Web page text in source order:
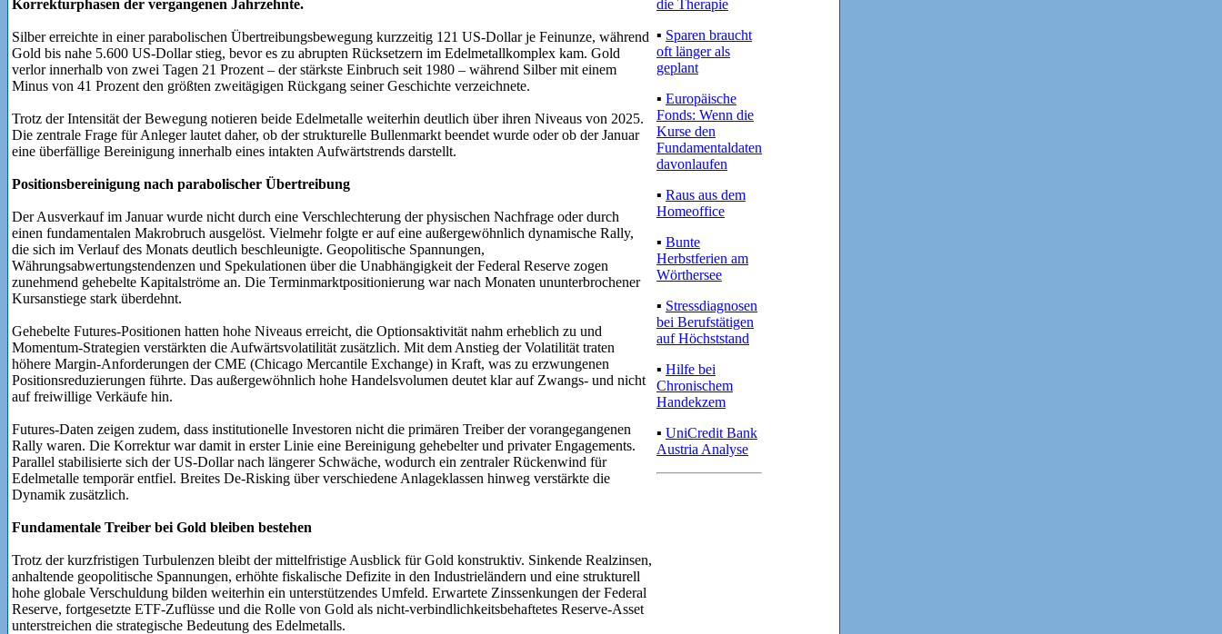
Korrekturphasen der vergangenen Jahrzehnte.
Silber erreichte in einer parabolischen Übertreibungsbewegung kurzzeitig 121 US-Dollar je Feinunze, während
Gold bis nahe 5.600 US-Dollar stieg, bevor es zu abrupten Rücksetzern im Edelmetallkomplex kam. Gold
verlor innerhalb von zwei Tagen 21 Prozent – der stärkste Einbruch seit 1980 – während Silber mit einem
Minus von 41 Prozent den größten zweitägigen Rückgang seiner Geschichte verzeichnete.
Trotz der Intensität der Bewegung notieren beide Edelmetalle weiterhin deutlich über ihren Niveaus von 2025.
Die zentrale Frage für Anleger lautet daher, ob der strukturelle Bullenmarkt beendet wurde oder ob der Januar
eine überfällige Bereinigung innerhalb eines intakten Aufwärtstrends darstellt.
Positionsbereinigung nach parabolischer Übertreibung
Der Ausverkauf im Januar wurde nicht durch eine Verschlechterung der physischen Nachfrage oder durch
einen fundamentalen Makrobruch ausgelöst. Vielmehr folgte er auf eine außergewöhnlich dynamische Rally,
die sich im Verlauf des Monats deutlich beschleunigte. Geopolitische Spannungen,
Währungsabwertungstendenzen und Spekulationen über die Unabhängigkeit der Federal Reserve zogen
zunehmend gehebelte Kapitalströme an. Die Terminmarktpositionierung war nach Monaten ununterbrochener
Kursanstiege stark überdehnt.
Gehebelte Futures-Positionen hatten hohe Niveaus erreicht, die Optionsaktivität nahm erheblich zu und
Momentum-Strategien verstärkten die Aufwärtsvolatilität zusätzlich. Mit dem Anstieg der Volatilität traten
höhere Margin-Anforderungen der CME (Chicago Mercantile Exchange) in Kraft, was zu erzwungenen
Positionsreduzierungen führte. Das außergewöhnlich hohe Handelsvolumen deutet klar auf Zwangs- und nicht
auf freiwillige Verkäufe hin.
Futures-Daten zeigen zudem, dass institutionelle Investoren nicht die primären Treiber der vorangegangenen
Rally waren. Die Korrektur war damit in erster Linie eine Bereinigung gehebelter und privater Engagements.
Parallel stabilisierte sich der US-Dollar nach längerer Schwäche, wodurch ein zentraler Rückenwind für
Edelmetalle temporär entfiel. Breites De-Risking über verschiedene Anlageklassen hinweg verstärkte die
Dynamik zusätzlich.
Fundamentale Treiber bei Gold bleiben bestehen
Trotz der kurzfristigen Turbulenzen bleibt der mittelfristige Ausblick für Gold konstruktiv. Sinkende Realzinsen,
anhaltende geopolitische Spannungen, erhöhte fiskalische Defizite in den Industrieländern und eine strukturell
hohe globale Verschuldung bilden weiterhin ein unterstützendes Umfeld. Erwartete Zinssenkungen der Federal
Reserve, fortgesetzte ETF-Zuflüsse und die Rolle von Gold als nicht-verbindlichkeitsbehaftetes Reserve-Asset
unterstreichen die strategische Bedeutung des Edelmetalls.
die Therapie
▪ Sparen braucht
oft länger als
geplant
▪ Europäische
Fonds: Wenn die
Kurse den
Fundamentaldaten
davonlaufen
▪ Raus aus dem
Homeoffice
▪ Bunte
Herbstferien am
Wörthersee
▪ Stressdiagnosen
bei Berufstätigen
auf Höchststand
▪ Hilfe bei
Chronischem
Handekzem
▪ UniCredit Bank
Austria Analyse